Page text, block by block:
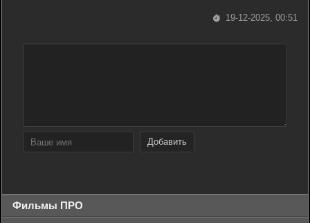
19-12-2025, 00:51
Добавить
Фильмы ПРО